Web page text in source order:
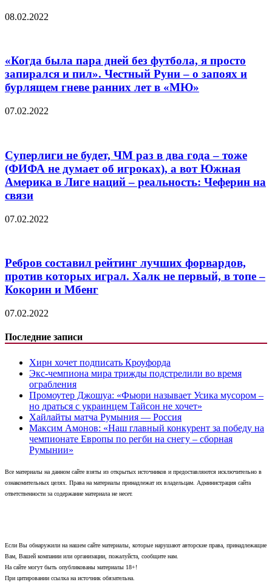
08.02.2022
«Когда была пара дней без футбола, я просто
запирался и пил». Честный Руни – о запоях и
бурлящем гневе ранних лет в «МЮ»
07.02.2022
Суперлиги не будет, ЧМ раз в два года – тоже
(ФИФА не думает об игроках), а вот Южная
Америка в Лиге наций – реальность: Чеферин на
связи
07.02.2022
Ребров составил рейтинг лучших форвардов,
против которых играл. Халк не первый, в топе –
Кокорин и Мбенг
07.02.2022
Последние записи
Хирн хочет подписать Кроуфорда
Экс-чемпиона мира трижды подстрелили во время
ограбления
Промоутер Джошуа: «Фьюри называет Усика мусором –
но драться с украинцем Тайсон не хочет»
Хайлайты матча Румыния — Россия
Максим Амонов: «Наш главный конкурент за победу на
чемпионате Европы по регби на снегу – сборная
Румынии»
Все материалы на данном сайте взяты из открытых источников и предоставляются исключительно в
ознакомительных целях. Права на материалы принадлежат их владельцам. Администрация сайта
ответственности за содержание материала не несет.
Если Вы обнаружили на нашем сайте материалы, которые нарушают авторские права, принадлежащие
Вам, Вашей компании или организации, пожалуйста, сообщите нам.
На сайте могут быть опубликованы материалы 18+!
При цитировании ссылка на источник обязательна.